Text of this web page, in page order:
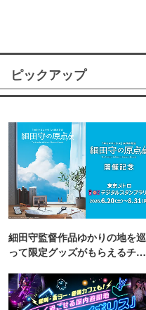
ピックアップ
細田守監督作品ゆかりの地を巡
って限定グッズがもらえるチャ